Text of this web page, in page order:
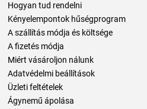
Hogyan tud rendelni
Kényelempontok hűségprogram
A szállítás módja és költsége
A fizetés módja
Miért vásároljon nálunk
Adatvédelmi beállítások
Üzleti feltételek
Ágynemű ápolása